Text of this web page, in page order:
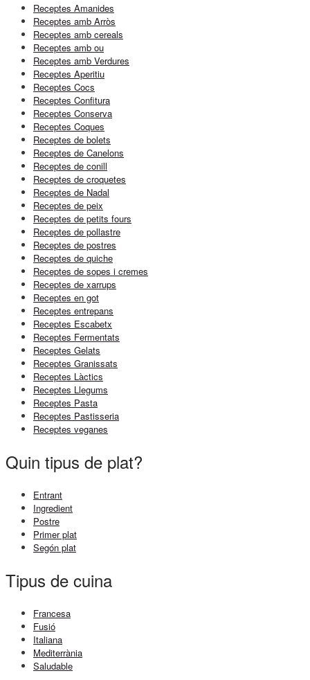
Receptes Amanides
Receptes amb Arròs
Receptes amb cereals
Receptes amb ou
Receptes amb Verdures
Receptes Aperitiu
Receptes Cocs
Receptes Confitura
Receptes Conserva
Receptes Coques
Receptes de bolets
Receptes de Canelons
Receptes de conill
Receptes de croquetes
Receptes de Nadal
Receptes de peix
Receptes de petits fours
Receptes de pollastre
Receptes de postres
Receptes de quiche
Receptes de sopes i cremes
Receptes de xarrups
Receptes en got
Receptes entrepans
Receptes Escabetx
Receptes Fermentats
Receptes Gelats
Receptes Granissats
Receptes Làctics
Receptes Llegums
Receptes Pasta
Receptes Pastisseria
Receptes veganes
Quin tipus de plat?
Entrant
Ingredient
Postre
Primer plat
Segón plat
Tipus de cuina
Francesa
Fusió
Italiana
Mediterrània
Saludable